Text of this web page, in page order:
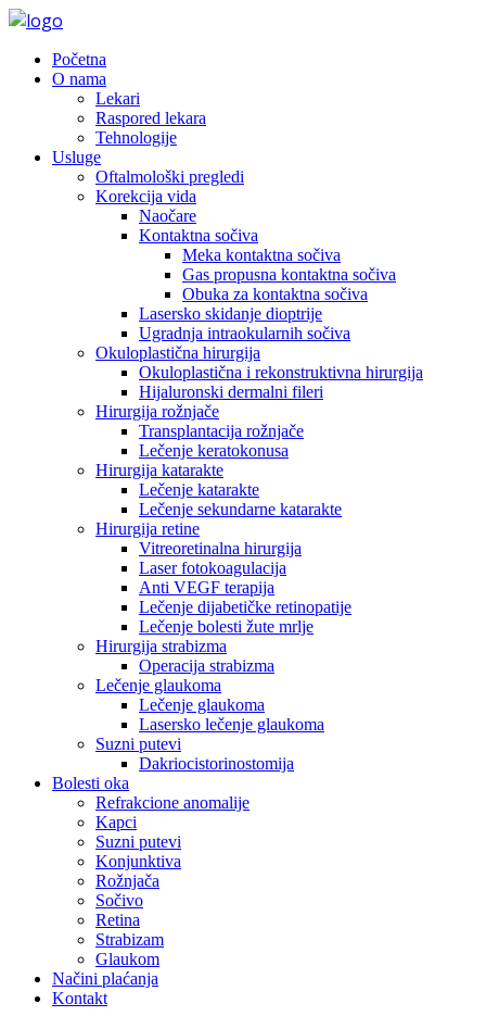
Početna
O nama
Lekari
Raspored lekara
Tehnologije
Usluge
Oftalmološki pregledi
Korekcija vida
Naočare
Kontaktna sočiva
Meka kontaktna sočiva
Gas propusna kontaktna sočiva
Obuka za kontaktna sočiva
Lasersko skidanje dioptrije
Ugradnja intraokularnih sočiva
Okuloplastična hirurgija
Okuloplastična i rekonstruktivna hirurgija
Hijaluronski dermalni fileri
Hirurgija rožnjače
Transplantacija rožnjače
Lečenje keratokonusa
Hirurgija katarakte
Lečenje katarakte
Lečenje sekundarne katarakte
Hirurgija retine
Vitreoretinalna hirurgija
Laser fotokoagulacija
Anti VEGF terapija
Lečenje dijabetičke retinopatije
Lečenje bolesti žute mrlje
Hirurgija strabizma
Operacija strabizma
Lečenje glaukoma
Lečenje glaukoma
Lasersko lečenje glaukoma
Suzni putevi
Dakriocistorinostomija
Bolesti oka
Refrakcione anomalije
Kapci
Suzni putevi
Konjunktiva
Rožnjača
Sočivo
Retina
Strabizam
Glaukom
Načini plaćanja
Kontakt